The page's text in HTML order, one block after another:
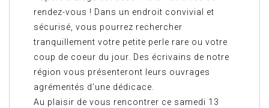
rendez-vous ! Dans un endroit convivial et
sécurisé, vous pourrez rechercher
tranquillement votre petite perle rare ou votre
coup de coeur du jour. Des écrivains de notre
région vous présenteront leurs ouvrages
agrémentés d’une dédicace.
Au plaisir de vous rencontrer ce samedi 13